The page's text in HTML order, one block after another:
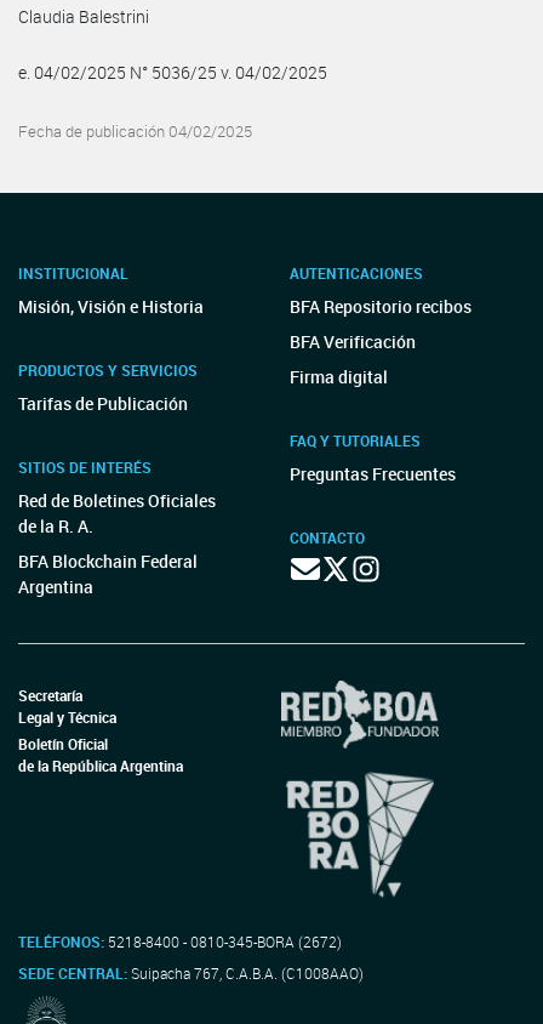
Claudia Balestrini
e. 04/02/2025 N° 5036/25 v. 04/02/2025
Fecha de publicación 04/02/2025
INSTITUCIONAL
Misión, Visión e Historia
PRODUCTOS Y SERVICIOS
Tarifas de Publicación
SITIOS DE INTERÉS
Red de Boletines Oficiales
de la R. A.
BFA Blockchain Federal
Argentina
AUTENTICACIONES
BFA Repositorio recibos
BFA Verificación
Firma digital
FAQ Y TUTORIALES
Preguntas Frecuentes
CONTACTO
Secretaría
Legal y Técnica
Boletín Oficial
de la República Argentina
TELÉFONOS: 5218-8400 - 0810-345-BORA (2672)
SEDE CENTRAL:Suipacha 767, C.A.B.A. (C1008AAO)